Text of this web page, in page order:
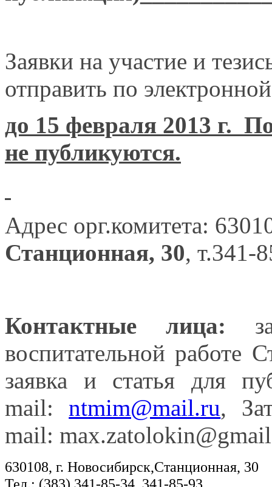
Заявки на участие и
отправить по
до 15 февраля 2013 г.
не публикуются.
Адрес орг.комитета:
Станционная, 30, т.341-
Контактные лица:
воспитательной работе
заявка и статья для
mail:ntmim@mail.ru,
mail: max.zatolokin@gmail
630108, г. Новосибирск,Станционная, 30